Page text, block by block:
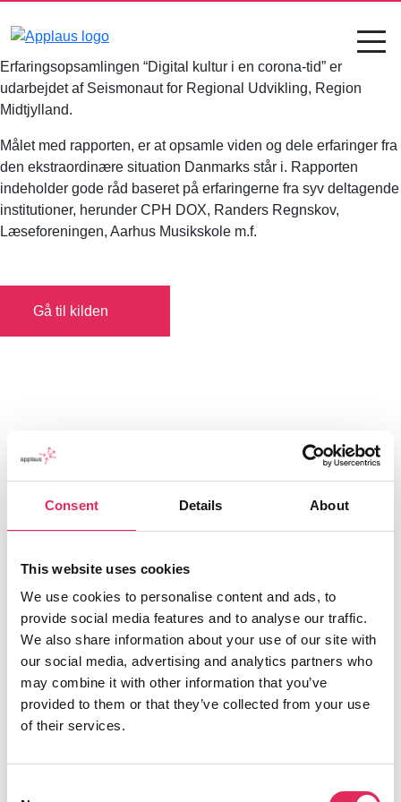
Consent Details About
This website uses cookies
We use cookies to personalise content and ads, to
provide social media features and to analyse our traffic.
We also share information about your use of our site with
our social media, advertising and analytics partners who
may combine it with other information that you’ve
provided to them or that they’ve collected from your use
of their services.
Erfaringsopsamlingen “Digital kultur i en corona-tid” er
udarbejdet af Seismonaut for Regional Udvikling, Region
Midtjylland.
Målet med rapporten, er at opsamle viden og dele erfaringer fra
den ekstraordinære situation Danmarks står i. Rapporten
indeholder gode råd baseret på erfaringerne fra syv deltagende
institutioner, herunder CPH DOX, Randers Regnskov,
Læseforeningen, Aarhus Musikskole m.f.
Gå til kilden
Applaus leverer viden, værktøjer og undervisning,
der hjælper kulturinstitutioner med at udvikle deres
publikumsstrategi i overensstemmelse med deres
mission.
Det gør vi, for at endnu flere borgere får mulighed for
inspiration til arbejde strategisk med